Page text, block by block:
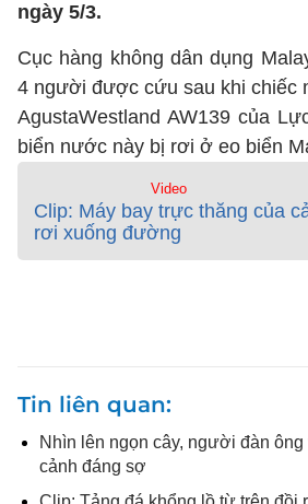
ngày 5/3.
Cục hàng không dân dụng
4 người được cứu sau khi chiếc
AgustaWestland AW139 của
biển nước này bị rơi ở eo biển
Video
Clip: Máy bay trực thăng của
rơi xuống đường
Tin liên quan
Nhìn lên ngọn cây, người đàn
cảnh đáng sợ